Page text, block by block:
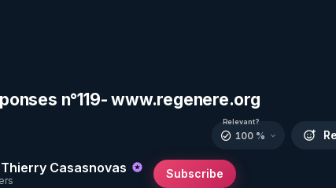
n°119- www.regenere.org
Casasnovas Subscribe
Relevant?
100 %